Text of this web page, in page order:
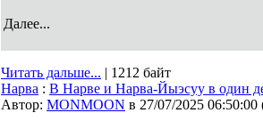
Далее...
Читать дальше... | 1212 байт
Нарва : В Нарве и Нарва-Йыэсуу в один
Автор: MONMOON в 27/07/2025 06:50:00